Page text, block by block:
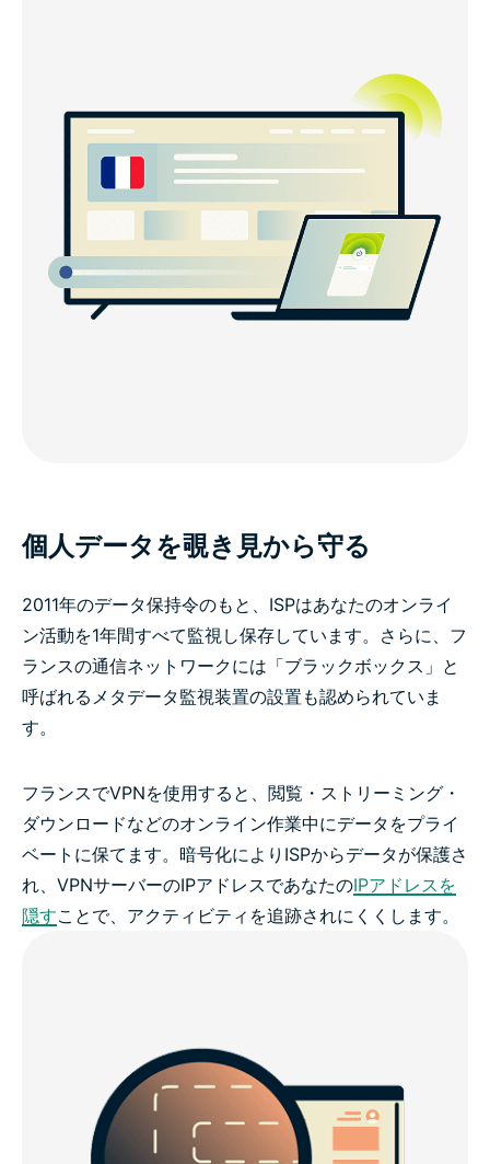
フランスからのユーザーに人気のサーバーロケーショ
最高のフランス対応VPNを実感してください
個人データを覗き見から守る
2011年のデータ保持令のもと、ISPはあなたのオンライ
ン活動を1年間すべて監視し保存しています。さらに、フ
ランスの通信ネットワークには「ブラックボックス」と
呼ばれるメタデータ監視装置の設置も認められていま
す。
フランスでVPNを使用すると、閲覧・ストリーミング・
ダウンロードなどのオンライン作業中にデータをプライ
ベートに保てます。暗号化によりISPからデータが保護さ
れ、VPNサーバーのIPアドレスであなたのIPアドレスを
隠すことで、アクティビティを追跡されにくくします。